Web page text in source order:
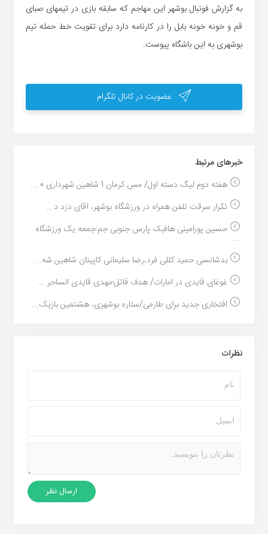
به گزارش فوتبال بوشهر این مهاجم که سابقه بازی در تیمهای صبای
قم و خونه خونه بابل را در کارنامه دارد برای تقویت خط حمله تیم
بوشهری به این باشگاه پیوست.
عضویت در کانال تلگرام
خبر‌های مرتبط
هفته دوم لیگ دسته اول/ مس کرمان 1 شاهین شهرداری 0 ...
تکرار سرقت تلفن همراه در ورزشگاه بوشهر، آقای دزد د...
حسین پورامینی هافبک پارس جنوبی جم:جمعه یک ورزشگاه
...
بدشانسی حمید کللی فرد،رضا سلیمانی کاپیتان شاهین شه...
غوغای قایدی در امارات/ هدف قاتل؛مهدی قایدی الساحر ...
افتخاری جدید برای طارمی/ستاره بوشهری، هشتمین بازیک...
نظرات